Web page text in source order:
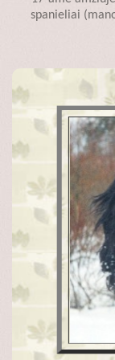
spanieliai